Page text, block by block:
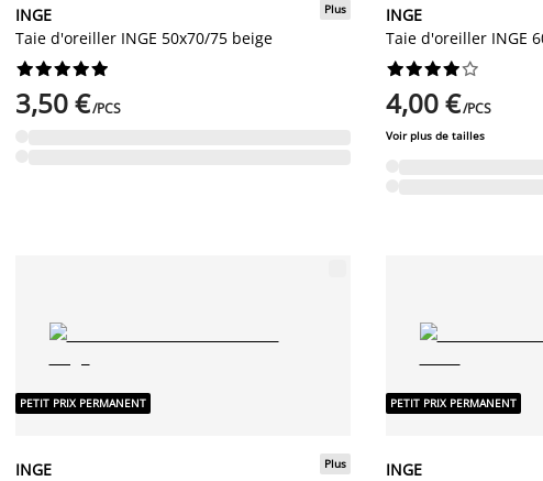
INGE
Taie d'oreiller INGE 50x70/75 beige
Plus






3,50 €/PCS
INGE
Taie d'oreiller INGE






4,00 €/PCS
Voir plus de tailles
PETIT PRIX PERMANENT
INGE
Plus
PETIT PRIX PERMANENT
INGE